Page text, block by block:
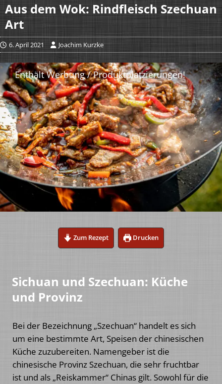
Aus dem Wok: Rindfleisch Szechuan
Art
6. April 2021 Joachim Kurzke
Zum Rezept Drucken
Sichuan und Szechuan: Küche
und Provinz
Bei der Bezeichnung „Szechuan“ handelt es sich
um eine bestimmte Art, Speisen der chinesischen
Küche zuzubereiten. Namengeber ist die
chinesische Provinz Szechuan, die sehr fruchtbar
ist und als „Reiskammer“ Chinas gilt. Sowohl für die